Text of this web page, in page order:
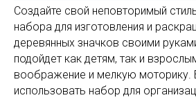
Создайте свой неповторимый
набора для изготовления и
деревянных значков своими
подойдет как детям, так и
воображение и мелкую моторику.
использовать набор для